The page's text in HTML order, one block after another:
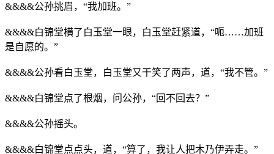
&&&&公孙挑眉，“我加班。”
&&&&白锦堂横了白玉堂一眼，白玉堂赶紧道，“呃……加班
是自愿的。”
&&&&公孙看白玉堂，白玉堂又干笑了两声，道，“我不管。”
&&&&白锦堂点了根烟，问公孙，“回不回去？”
&&&&公孙摇头。
&&&&白锦堂点点头，道，“算了，我让人把木乃伊弄走。”